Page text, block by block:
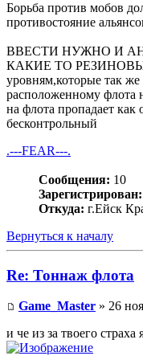
Борьба против мобов
противостояние
ВВЕСТИ НУЖНО И
КАКИЕ ТО РЕЗИНОВЫЕ
уровням,которые так же
расположенному флота
на флота пропадает как
бесконтрольный
.---FEAR---.
Сообщения: 10
Зарегистрирован:
Откуда: г.Ейск
Вернуться к началу
Re: Тоннаж флота
Game_Master » 26
и че из за твоего